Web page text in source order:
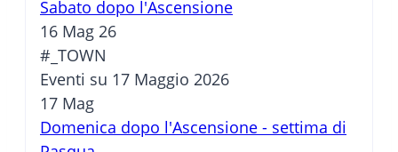
Sabato dopo l'Ascensione
16 Mag 26
#_TOWN
Eventi su 17 Maggio 2026
17 Mag
Domenica dopo l'Ascensione - settima di